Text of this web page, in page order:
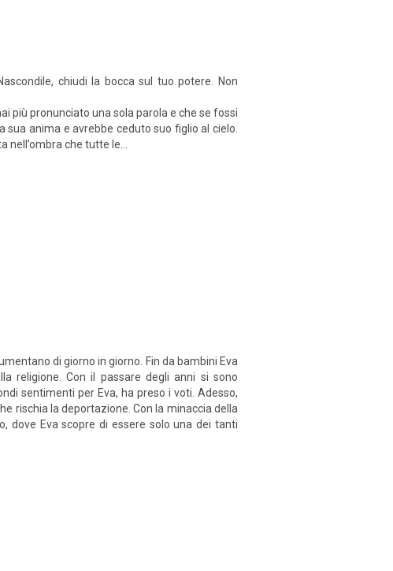
chiudi la bocca sul tuo potere. Non
più pronunciato una sola parola e che se fossi
anima e avrebbe ceduto suo figlio al cielo.
che tutte le...
di giorno in giorno. Fin da bambini Eva
religione. Con il passare degli anni si sono
sentimenti per Eva, ha preso i voti. Adesso,
rischia la deportazione. Con la minaccia della
dove Eva scopre di essere solo una dei tanti